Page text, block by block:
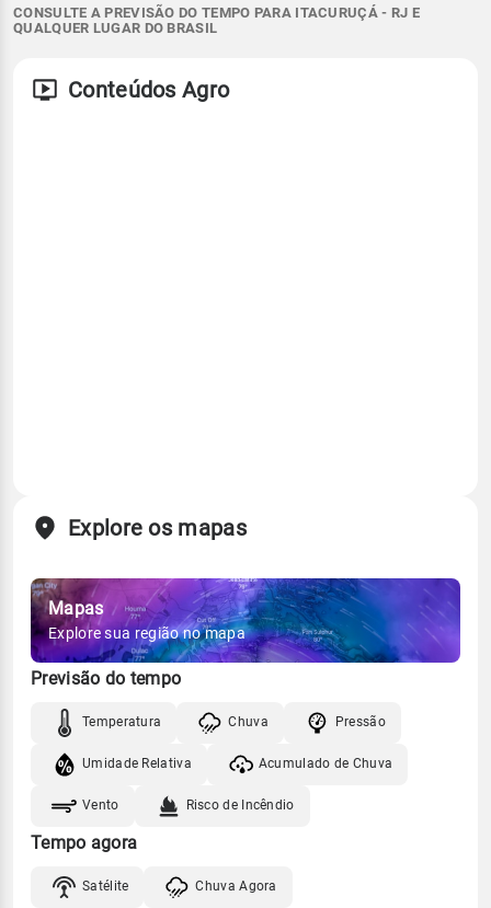
CONSULTE A PREVISÃO DO TEMPO PARA ITACURUÇÁ - RJ E
QUALQUER LUGAR DO BRASIL
Conteúdos Agro
Explore os mapas
Mapas
Explore sua região no mapa
Previsão do tempo
Temperatura Chuva Pressão
Umidade Relativa Acumulado de Chuva
Vento Risco de Incêndio
Tempo agora
Satélite Chuva Agora